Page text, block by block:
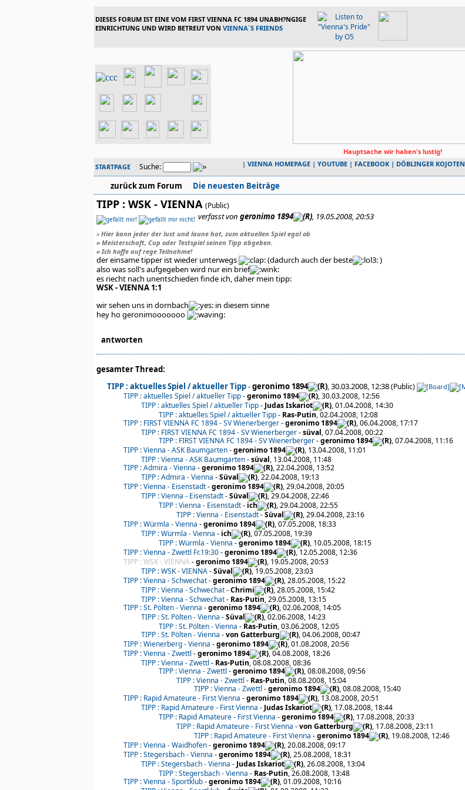
DIESES FORUM IST EINE VOM FIRST VIENNA FC 1894 UNABH?NGIGE
EINRICHTUNG UND WIRD BETREUT VON VIENNA´S FRIENDS
Hauptsache wir haben's lustig!
STARTPAGE
Suche: | VIENNA HOMEPAGE | YOUTUBE | FACEBOOK | DÖBLINGER KOJOTEN
zurück zum Forum Die neuesten Beiträge
TIPP : WSK - VIENNA (Public)
verfasst von geronimo 1894 , 19.05.2008, 20:53
» Hier kann jeder der lust und laune hat, zum aktuellen Spiel egal ob
» Meisterschaft, Cup oder Testspiel seinen Tipp abgeben.
» Ich hoffe auf rege Teilnahme!
der einsame tipper ist wieder unterwegs (dadurch auch der beste
)
also was soll's aufgegeben wird nur ein brief
es riecht nach unentschieden finde ich, daher mein tipp:
WSK - VIENNA 1:1
wir sehen uns in dornbach
in diesem sinne
hey ho geronimooooooo
antworten
gesamter Thread:
TIPP : aktuelles Spiel / aktueller Tipp-geronimo 1894 , 30.03.2008, 12:38(Public)
TIPP : aktuelles Spiel / aktueller Tipp-geronimo 1894
, 30.03.2008, 12:56
TIPP : aktuelles Spiel / aktueller Tipp- Judas Iskariot
, 01.04.2008, 14:30
TIPP : aktuelles Spiel / aktueller Tipp- Ras-Putin, 02.04.2008, 12:08
TIPP : FIRST VIENNA FC 1894 - SV Wienerberger-geronimo 1894
, 06.04.2008, 17:17
TIPP : FIRST VIENNA FC 1894 - SV Wienerberger-süval, 07.04.2008, 00:22
TIPP : FIRST VIENNA FC 1894 - SV Wienerberger-geronimo 1894
, 07.04.2008, 11:16
TIPP : Vienna - ASK Baumgarten-geronimo 1894
, 13.04.2008, 11:01
TIPP : Vienna - ASK Baumgarten-süval, 13.04.2008, 11:48
TIPP : Admira - Vienna -geronimo 1894
, 22.04.2008, 13:52
TIPP : Admira - Vienna -Süval
, 22.04.2008, 19:13
TIPP : Vienna - Eisenstadt-geronimo 1894
, 29.04.2008, 20:05
TIPP : Vienna - Eisenstadt-Süval
, 29.04.2008, 22:46
TIPP : Vienna - Eisenstadt- ich
, 29.04.2008, 22:55
TIPP : Vienna - Eisenstadt-Süval
, 29.04.2008, 23:16
TIPP : Würmla - Vienna -geronimo 1894
, 07.05.2008, 18:33
TIPP : Würmla - Vienna - ich
, 07.05.2008, 19:39
TIPP : Würmla - Vienna -geronimo 1894
, 10.05.2008, 18:15
TIPP : Vienna - Zwettl Fr.19:30-geronimo 1894
, 12.05.2008, 12:36
TIPP : WSK - VIENNA-geronimo 1894
, 19.05.2008, 20:53
TIPP : WSK - VIENNA-Süval
, 19.05.2008, 23:03
TIPP : Vienna - Schwechat-geronimo 1894
, 28.05.2008, 15:22
TIPP : Vienna - Schwechat-Chrimi
, 28.05.2008, 15:42
TIPP : Vienna - Schwechat- Ras-Putin, 29.05.2008, 13:15
TIPP : St. Pölten - Vienna -geronimo 1894
, 02.06.2008, 14:05
TIPP : St. Pölten - Vienna -Süval
, 02.06.2008, 14:23
TIPP : St. Pölten - Vienna - Ras-Putin, 03.06.2008, 12:05
TIPP : St. Pölten - Vienna -von Gatterburg
, 04.06.2008, 00:47
TIPP : Wienerberg - Vienna -geronimo 1894
, 01.08.2008, 20:56
TIPP : Vienna - Zwettl -geronimo 1894
, 04.08.2008, 18:26
TIPP : Vienna - Zwettl - Ras-Putin, 08.08.2008, 08:36
TIPP : Vienna - Zwettl -geronimo 1894
, 08.08.2008, 09:56
TIPP : Vienna - Zwettl - Ras-Putin, 08.08.2008, 15:04
TIPP : Vienna - Zwettl -geronimo 1894
, 08.08.2008, 15:40
TIPP : Rapid Amateure - First Vienna -geronimo 1894
, 13.08.2008, 20:51
TIPP : Rapid Amateure - First Vienna - Judas Iskariot
, 17.08.2008, 18:44
TIPP : Rapid Amateure - First Vienna -geronimo 1894
, 17.08.2008, 20:33
TIPP : Rapid Amateure - First Vienna -von Gatterburg
, 17.08.2008, 23:11
TIPP : Rapid Amateure - First Vienna -geronimo 1894
, 19.08.2008, 12:46
TIPP : Vienna - Waidhofen-geronimo 1894
, 20.08.2008, 09:17
TIPP : Stegersbach - Vienna -geronimo 1894
, 25.08.2008, 18:31
TIPP : Stegersbach - Vienna - Judas Iskariot
, 26.08.2008, 13:04
TIPP : Stegersbach - Vienna - Ras-Putin, 26.08.2008, 13:48
TIPP : Vienna - Sportklub-geronimo 1894
, 01.09.2008, 10:16